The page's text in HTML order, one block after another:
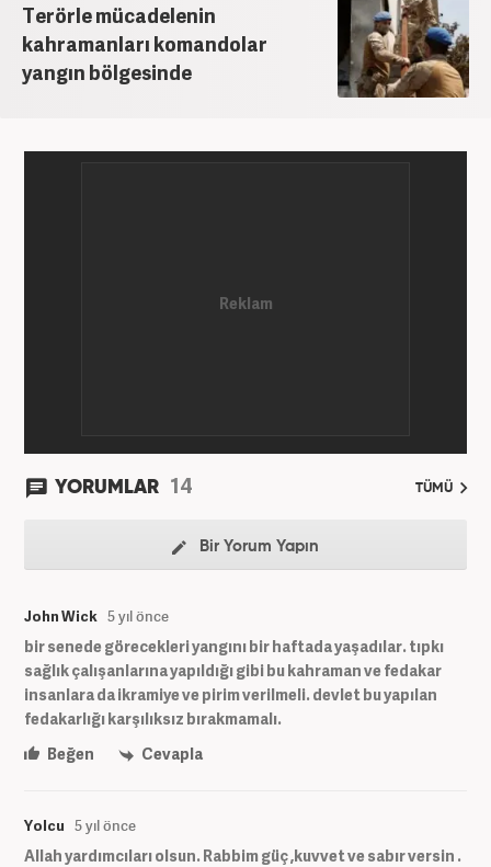
Terörle mücadelenin
kahramanları komandolar
yangın bölgesinde
YORUMLAR 14 TÜMÜ
Bir Yorum Yapın
John Wick 5 yıl önce
bir senede görecekleri yangını bir haftada yaşadılar. tıpkı
sağlık çalışanlarına yapıldığı gibi bu kahraman ve fedakar
insanlara da ikramiye ve pirim verilmeli. devlet bu yapılan
fedakarlığı karşılıksız bırakmamalı.
Beğen
Cevapla
Yolcu 5 yıl önce
Allah yardımcıları olsun. Rabbim güç ,kuvvet ve sabır versin .